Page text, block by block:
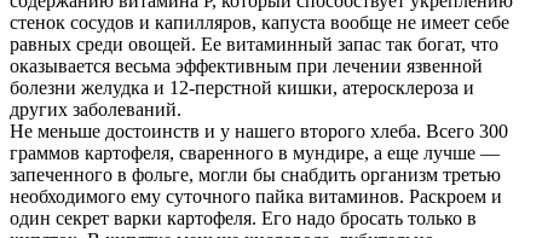
стенок сосудов и капилляров, капуста вообще не имеет себе
равных среди овощей. Ее витаминный запас так богат, что
оказывается весьма эффективным при лечении язвенной
болезни желудка и 12-перстной кишки, атеросклероза и
других заболеваний.
Не меньше достоинств и у нашего второго хлеба. Всего 300
граммов картофеля, сваренного в мундире, а еще лучше —
запеченного в фольге, могли бы снабдить организм третью
необходимого ему суточного пайка витаминов. Раскроем и
один секрет варки картофеля. Его надо бросать только в